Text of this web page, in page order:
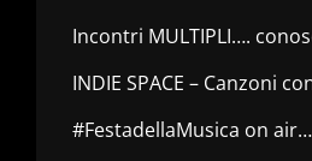
Incontri MULTIPLI….
INDIE SPACE – Canzoni
#FestadellaMusica on air…